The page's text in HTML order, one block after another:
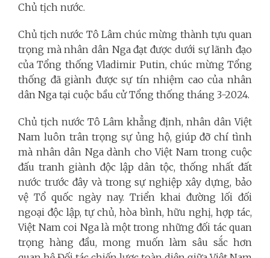
Chủ tịch nước.
Chủ tịch nước Tô Lâm chúc mừng thành tựu quan
trọng mà nhân dân Nga đạt được dưới sự lãnh đạo
của Tổng thống Vladimir Putin, chúc mừng Tổng
thống đã giành được sự tín nhiệm cao của nhân
dân Nga tại cuộc bầu cử Tổng thống tháng 3-2024.
Chủ tịch nước Tô Lâm khẳng định, nhân dân Việt
Nam luôn trân trọng sự ủng hộ, giúp đỡ chí tình
mà nhân dân Nga dành cho Việt Nam trong cuộc
đấu tranh giành độc lập dân tộc, thống nhất đất
nước trước đây và trong sự nghiệp xây dựng, bảo
vệ Tổ quốc ngày nay. Triển khai đường lối đối
ngoại độc lập, tự chủ, hòa bình, hữu nghị, hợp tác,
Việt Nam coi Nga là một trong những đối tác quan
trọng hàng đầu, mong muốn làm sâu sắc hơn